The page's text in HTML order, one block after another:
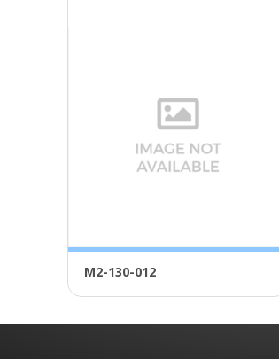
Μ2-130-012